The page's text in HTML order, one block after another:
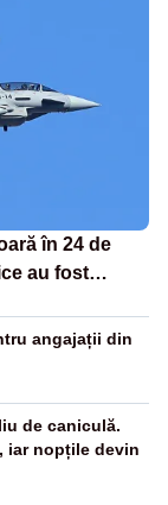
în 24 de
au fost
angajații din
de caniculă.
iar nopțile devin